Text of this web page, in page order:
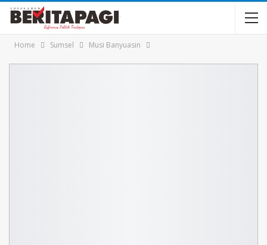
Home Sumsel Musi Banyuasin